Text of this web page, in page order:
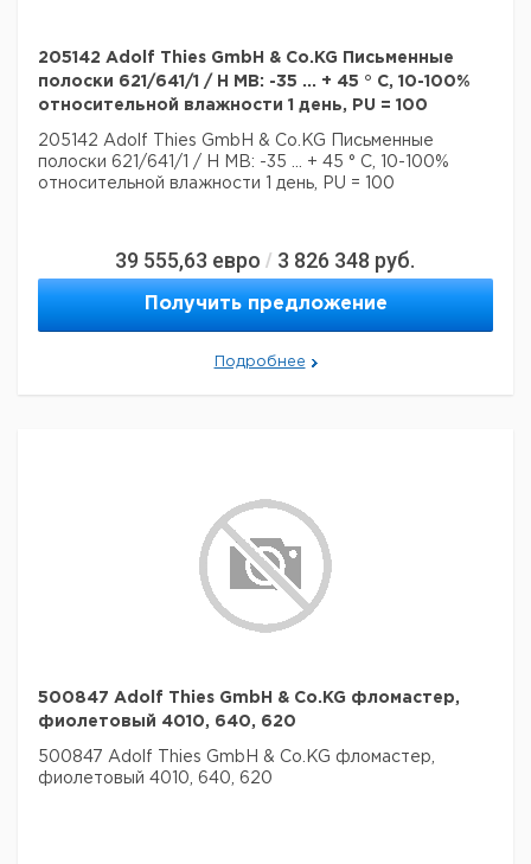
205142 Adolf Thies GmbH & Co.KG Письменные
полоски 621/641/1 / H MB: -35 ... + 45 ° C, 10-100%
относительной влажности 1 день, PU = 100
205142 Adolf Thies GmbH & Co.KG Письменные
полоски 621/641/1 / H MB: -35 ... + 45 ° C, 10-100%
относительной влажности 1 день, PU = 100
39 555,63 евро / 3 826 348 руб.
Получить предложение
Подробнее
500847 Adolf Thies GmbH & Co.KG фломастер,
фиолетовый 4010, 640, 620
500847 Adolf Thies GmbH & Co.KG фломастер,
фиолетовый 4010, 640, 620